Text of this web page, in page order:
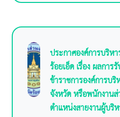
ประกาศองค์การบริห
ร้อยเอ็ด เรื่อง ผลการ
ข้าราชการองค์การบ
จังหวัด หรือพนักงาน
ตำแหน่งสายงานผู้บริ